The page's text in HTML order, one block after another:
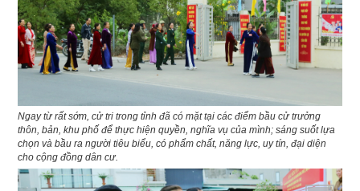
Ngay từ rất sớm, cử tri trong tỉnh đã có mặt tại các điểm bầu cử trưởng
thôn, bản, khu phố để thực hiện quyền, nghĩa vụ của mình; sáng suốt lựa
chọn và bầu ra người tiêu biểu, có phẩm chất, năng lực, uy tín, đại diện
cho cộng đồng dân cư.